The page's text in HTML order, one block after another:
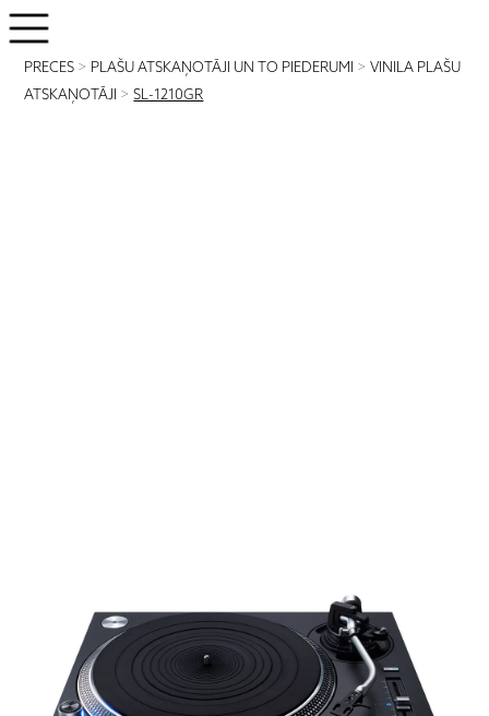
PRECES > PLAŠU ATSKAŅOTĀJI UN TO PIEDERUMI >VINILA PLAŠU
ATSKAŅOTĀJI >SL-1210GR